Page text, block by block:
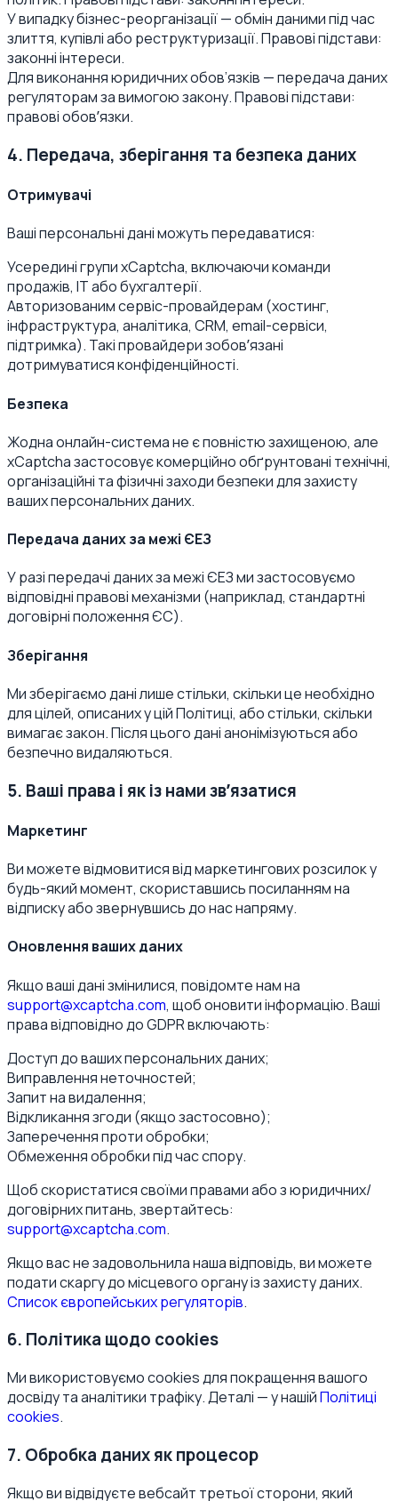
У випадку бізнес-реорганізації — обмін даними під час
злиття, купівлі або реструктуризації. Правові підстави:
законні інтереси.
Для виконання юридичних обов’язків — передача даних
регуляторам за вимогою закону. Правові підстави:
правові обовʼязки.
4. Передача, зберігання та безпека даних
Отримувачі
Ваші персональні дані можуть передаватися:
Усередині групи xCaptcha, включаючи команди
продажів, ІТ або бухгалтерії.
Авторизованим сервіс-провайдерам (хостинг,
інфраструктура, аналітика, CRM, email-сервіси,
підтримка). Такі провайдери зобовʼязані
дотримуватися конфіденційності.
Безпека
Жодна онлайн-система не є повністю захищеною, але
xCaptcha застосовує комерційно обґрунтовані технічні,
організаційні та фізичні заходи безпеки для захисту
ваших персональних даних.
Передача даних за межі ЄЕЗ
У разі передачі даних за межі ЄЕЗ ми застосовуємо
відповідні правові механізми (наприклад, стандартні
договірні положення ЄС).
Зберігання
Ми зберігаємо дані лише стільки, скільки це необхідно
для цілей, описаних у цій Політиці, або стільки, скільки
вимагає закон. Після цього дані анонімізуються або
безпечно видаляються.
5. Ваші права і як із нами звʼязатися
Маркетинг
Ви можете відмовитися від маркетингових розсилок у
будь-який момент, скориставшись посиланням на
відписку або звернувшись до нас напряму.
Оновлення ваших даних
Якщо ваші дані змінилися, повідомте нам на
support@xcaptcha.com, щоб оновити інформацію. Ваші
права відповідно до GDPR включають:
Доступ до ваших персональних даних;
Виправлення неточностей;
Запит на видалення;
Відкликання згоди (якщо застосовно);
Заперечення проти обробки;
Обмеження обробки під час спору.
Щоб скористатися своїми правами або з юридичних/
договірних питань, звертайтесь:
support@xcaptcha.com.
Якщо вас не задовольнила наша відповідь, ви можете
подати скаргу до місцевого органу із захисту даних.
Список європейських регуляторів.
6. Політика щодо cookies
Ми використовуємо cookies для покращення вашого
досвіду та аналітики трафіку. Деталі — у нашійПолітиці
cookies.
7. Обробка даних як процесор
Якщо ви відвідуєте вебсайт третьої сторони, який